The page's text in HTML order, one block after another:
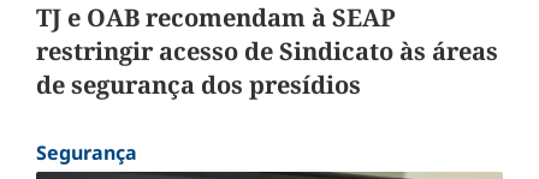
TJ e OAB recomendam à SEAP
restringir acesso de Sindicato às áreas
de segurança dos presídios
Segurança